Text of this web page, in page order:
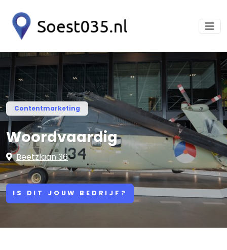
Contentmarketing
Woordvaardig
Beetzlaan 36
IS DIT JOUW BEDRIJF?